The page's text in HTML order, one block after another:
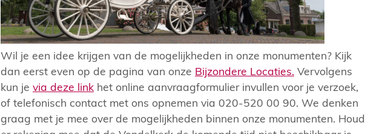
Wil je een idee krijgen van de mogelijkheden in onze monumenten? Kijk
dan eerst even op de pagina van onze Bijzondere Locaties. Vervolgens
kun je via deze link het online aanvraagformulier invullen voor je verzoek,
of telefonisch contact met ons opnemen via 020-520 00 90. We denken
graag met je mee over de mogelijkheden binnen onze monumenten. Houd